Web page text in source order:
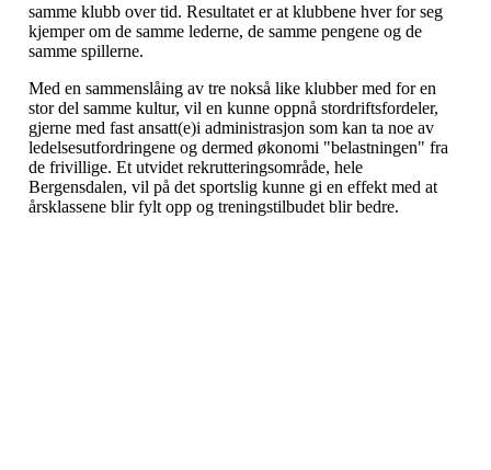
samme klubb over tid. Resultatet er at klubbene hver for seg
kjemper om de samme lederne, de samme pengene og de
samme spillerne.
Med en sammenslåing av tre nokså like klubber med for en
stor del samme kultur, vil en kunne oppnå stordriftsfordeler,
gjerne med fast ansatt(e)i administrasjon som kan ta noe av
ledelsesutfordringene og dermed økonomi "belastningen" fra
de frivillige. Et utvidet rekrutteringsområde, hele
Bergensdalen, vil på det sportslig kunne gi en effekt med at
årsklassene blir fylt opp og treningstilbudet blir bedre.